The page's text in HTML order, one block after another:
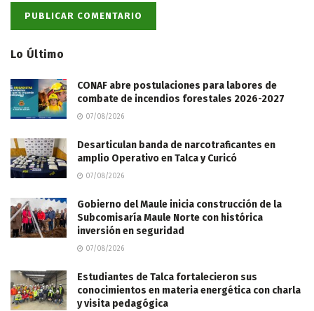
Lo Último
CONAF abre postulaciones para labores de
combate de incendios forestales 2026-2027
07/08/2026
Desarticulan banda de narcotraficantes en
amplio Operativo en Talca y Curicó
07/08/2026
Gobierno del Maule inicia construcción de la
Subcomisaría Maule Norte con histórica
inversión en seguridad
07/08/2026
Estudiantes de Talca fortalecieron sus
conocimientos en materia energética con charla
y visita pedagógica